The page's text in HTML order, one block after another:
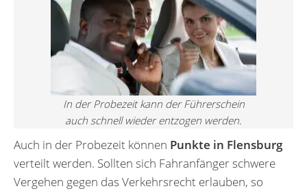
In der Probezeit kann der Führerschein
auch schnell wieder entzogen werden.
Auch in der Probezeit können Punkte in Flensburg
verteilt werden. Sollten sich Fahranfänger schwere
Vergehen gegen das Verkehrsrecht erlauben, so